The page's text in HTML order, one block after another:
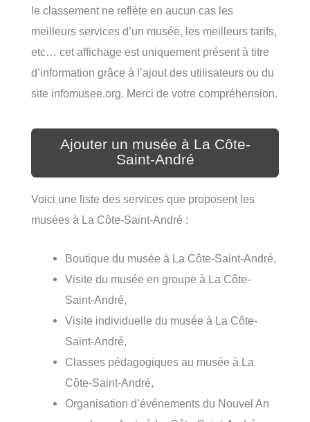
le classement ne reflète en aucun cas les
meilleurs services d’un musée, les meilleurs tarifs,
etc… cet affichage est uniquement présent à titre
d’information grâce à l’ajout des utilisateurs ou du
site infomusee.org. Merci de votre compréhension.
Ajouter un musée à La Côte-
Saint-André
Voici une liste des services que proposent les
musées à La Côte-Saint-André :
Boutique du musée à La Côte-Saint-André,
Visite du musée en groupe à La Côte-
Saint-André,
Visite individuelle du musée à La Côte-
Saint-André,
Classes pédagogiques au musée à La
Côte-Saint-André,
Organisation d’événements du Nouvel An